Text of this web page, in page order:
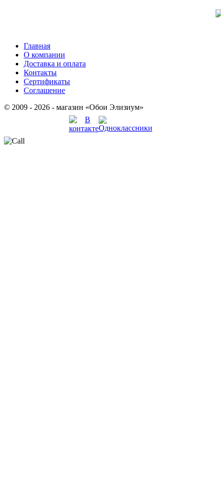
Главная
О компании
Доставка и оплата
Контакты
Сертификаты
Соглашение
© 2009 - 2026 - магазин «Обои Элизиум»